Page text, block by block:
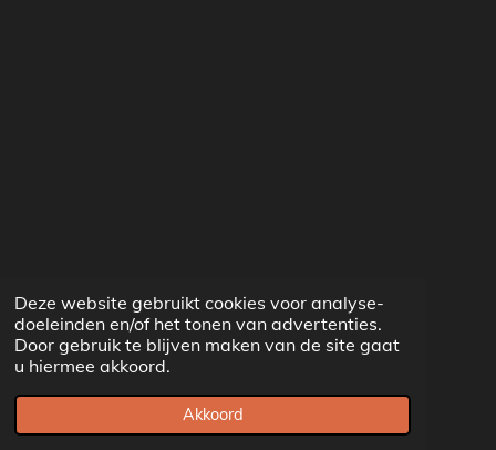
Deze website gebruikt cookies voor analyse-
doeleinden en/of het tonen van advertenties.
Door gebruik te blijven maken van de site gaat
u hiermee akkoord.
Akkoord